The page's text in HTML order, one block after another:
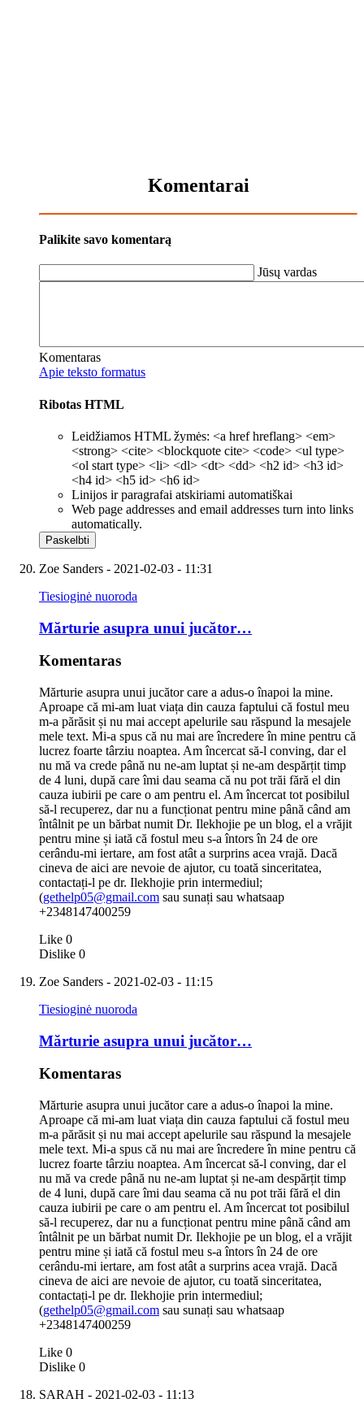
Komentarai
Palikite savo komentarą
Jūsų vardas
Komentaras
Apie teksto formatus
Ribotas HTML
Leidžiamos HTML žymės: <a href hreflang> <em>
<strong> <cite> <blockquote cite> <code> <ul type>
<ol start type> <li> <dl> <dt> <dd> <h2 id> <h3 id>
<h4 id> <h5 id> <h6 id>
Linijos ir paragrafai atskiriami automatiškai
Web page addresses and email addresses turn into links
automatically.
Zoe Sanders - 2021-02-03 - 11:31
Tiesioginė nuoroda
Mărturie asupra unui jucător…
Komentaras
Mărturie asupra unui jucător care a adus-o înapoi la mine.
Aproape că mi-am luat viața din cauza faptului că fostul meu
m-a părăsit și nu mai accept apelurile sau răspund la mesajele
mele text. Mi-a spus că nu mai are încredere în mine pentru că
lucrez foarte târziu noaptea. Am încercat să-l conving, dar el
nu mă va crede până nu ne-am luptat și ne-am despărțit timp
de 4 luni, după care îmi dau seama că nu pot trăi fără el din
cauza iubirii pe care o am pentru el. Am încercat tot posibilul
să-l recuperez, dar nu a funcționat pentru mine până când am
întâlnit pe un bărbat numit Dr. Ilekhojie pe un blog, el a vrăjit
pentru mine și iată că fostul meu s-a întors în 24 de ore
cerându-mi iertare, am fost atât a surprins acea vrajă. Dacă
cineva de aici are nevoie de ajutor, cu toată sinceritatea,
contactați-l pe dr. Ilekhojie prin intermediul;
(gethelp05@gmail.com sau sunați sau whatsaap
+2348147400259
Like 0
Dislike 0
Zoe Sanders - 2021-02-03 - 11:15
Tiesioginė nuoroda
Mărturie asupra unui jucător…
Komentaras
Mărturie asupra unui jucător care a adus-o înapoi la mine.
Aproape că mi-am luat viața din cauza faptului că fostul meu
m-a părăsit și nu mai accept apelurile sau răspund la mesajele
mele text. Mi-a spus că nu mai are încredere în mine pentru că
lucrez foarte târziu noaptea. Am încercat să-l conving, dar el
nu mă va crede până nu ne-am luptat și ne-am despărțit timp
de 4 luni, după care îmi dau seama că nu pot trăi fără el din
cauza iubirii pe care o am pentru el. Am încercat tot posibilul
să-l recuperez, dar nu a funcționat pentru mine până când am
întâlnit pe un bărbat numit Dr. Ilekhojie pe un blog, el a vrăjit
pentru mine și iată că fostul meu s-a întors în 24 de ore
cerându-mi iertare, am fost atât a surprins acea vrajă. Dacă
cineva de aici are nevoie de ajutor, cu toată sinceritatea,
contactați-l pe dr. Ilekhojie prin intermediul;
(gethelp05@gmail.com sau sunați sau whatsaap
+2348147400259
Like 0
Dislike 0
SARAH - 2021-02-03 - 11:13